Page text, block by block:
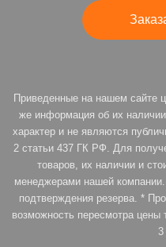
Приведенные на нашем сайте
же информация об их
характер и не являются
2 статьи 437 ГК РФ. Для
товаров, их наличии и
менеджерами нашей
подтверждения резерва. *
возможность пересмотра цены